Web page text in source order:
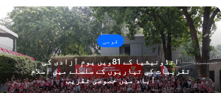
قومی
انڈونیشیا کے 81ویں یومِ آزادی کی
تقریبات کی تیاریوں کے سلسلے میں اسلام
آباد میں خصوصی تقریب